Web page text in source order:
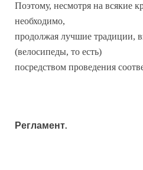
Поэтому, несмотря на всякие
необходимо,
продолжая лучшие традиции,
(велосипеды, то есть)
посредством проведения
Регламент.